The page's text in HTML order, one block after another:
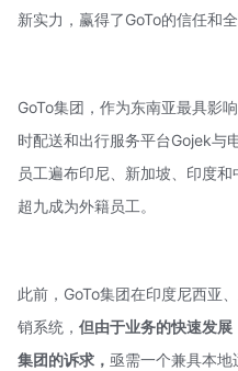
新实力，赢得了GoTo的信任和
GoTo集团，作为东南亚最具影
时配送和出行服务平台Gojek与
员工遍布印尼、新加坡、印度
超九成为外籍员工。
此前，GoTo集团在印度尼西亚
销系统， 但由于业务的快速发
集团的诉求， 亟需一个兼具本